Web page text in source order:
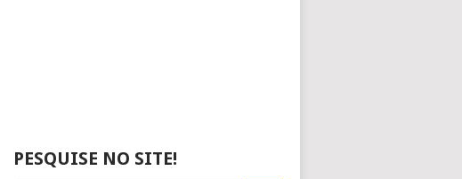
PESQUISE NO SITE!